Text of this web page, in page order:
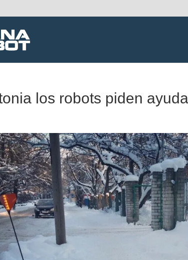
los robots piden